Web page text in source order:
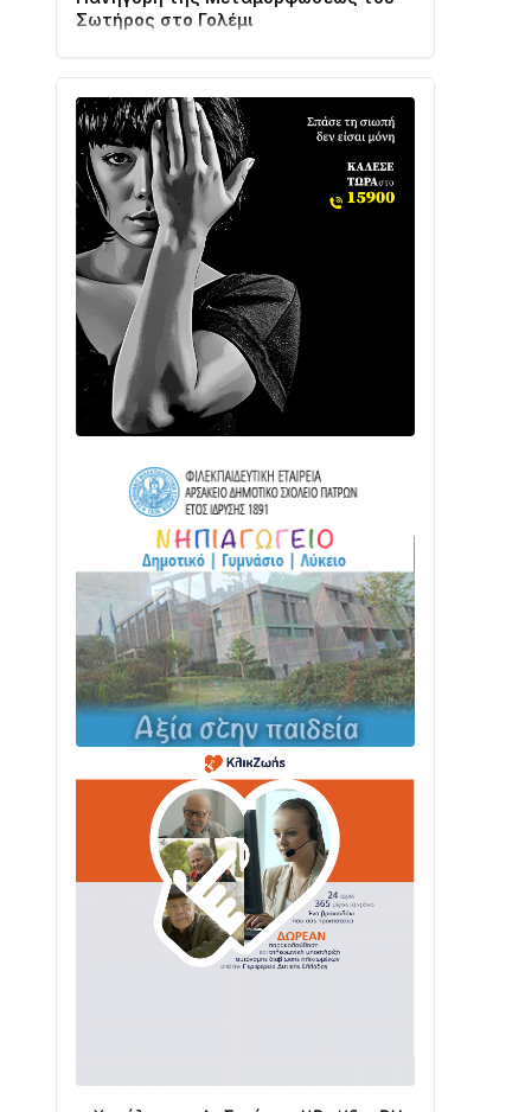
03/08 • 07:45
οχήματα
02/08 • 18:26
Διαβάστε την «Ναυπακτία» που
κυκλοφορεί
31/07 • 08:16
Δωρίδα για Όλους: «Καμία εκχώρηση
των νερών στην ΕΥΔΑΠ»
28/07 • 21:46
Διαβάστε την «Ναυπακτία» που
κυκλοφορεί
24/07 • 11:31
ΣΤΗΝ ΠΥΡΟΣΒΕΣΤΙΚΗ ΓΙΑ ΦΩΤΙΑ ΣΤΟΝ
ΑΓΙΟ ΗΛΙΑ ΠΡΙΝ ΤΗ ΓΡΑΝΙΤΣΑ
24/07 • 11:03
ΤΟ ΠΑΡΤΥ ΣΥΝΕΧΙΖΕΤΑΙ…
05/08 • 08:41
Στο σκοτάδι μεγάλο μέρος στο Λυγιά
Ναυπάκτου
04/08 • 19:47
Σε τροχιά υλοποίησης η Παράκαμψη
του Κέντρου της Ναυπάκτου
Σε φουλ ρυθμούς το τμήμα Βόνιτσα –
Άγιος Νικόλαος | Αυτοψία Καββαδά
03/08 • 11:11
Με Αρχιερατική Λαμπρότητα η
Πανήγυρη της Μεταμορφώσεως του
Σωτήρος στο Γολέμι